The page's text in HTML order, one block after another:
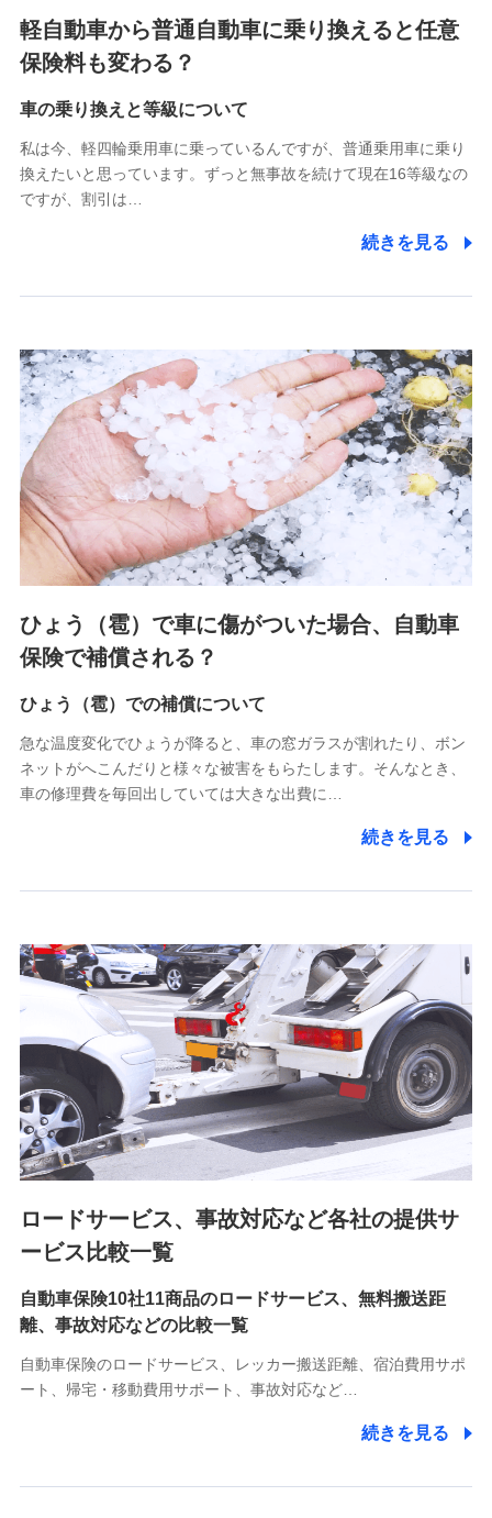
チューリッヒ少額短期保険株式会社
(https://www.zurichssi.co.jp/)
(https://www.tokiomarine-x.co.jp/)
(https://pshoken.co.jp/)
リトルファミリー少額短期保険株式会社
(https://www.littlefamily-ssi.com/)
郵便、電話、およびＥメール等により、当社と取引のあるも
た維持管理等の委託業務遂行のため、またそれらに付帯、関
連する当社および提携会社のサービスを案内、提供するため
（なお、当社は複数の保険会社と取引があり、取得した個人
情報を取引のある他の保険会社の商品・サービスをご提案す
るために利用させていただくことがあります。）
上記に係る連絡・手続き・管理等付帯業務を行うため
3.セミナー募集サイトから取得した個人情報
各種セミナーの案内、開催のため
上記に係る連絡・手続き・管理等付帯業務を行うため
4.家族・友達紹介にて取得した個人情報
被紹介者への連絡、及び当社と取引のあるもしくは委託を受
けている保険会社・提携会社の保険その他に関する情報を提
供し、金融商品等の契約を勧奨するため
アンケートやキャンペーン等の実施のため
上記に係る連絡・手続き・管理等付帯業務を行うため
5.通話録音にて取得する情報
7.社員（従業者）の個人情報
人事･勤怠･健康・労務等の管理、給与支給、福利厚生・採用
退職関連処理等の各種手続きのため、当社と従業員または従
業員同士の連絡のため
8.取引先個人情報
取引先としての選定業務、営業情報の提供業務、契約締結手
続き業務、取引管理業務、およびこれらに準ずる業務の遂行
のため
9.お問い合わせ情報
各種お問い合わせに対応するため
10.受託業務の 個人情報
受託業務の遂行およびこれらに準ずる業務の遂行のため
11.マイカー通勤管理クラウド並びに法人向けASPサー
をお送りするため
軽自動車から普通自動車に乗り換えると任意
保険料も変わる？
車の乗り換えと等級について
私は今、軽四輪乗用車に乗っているんですが、普通乗用車に乗り
換えたいと思っています。ずっと無事故を続けて現在16等級なの
ですが、割引は…
続きを見る
ひょう（雹）で車に傷がついた場合、自動車
保険で補償される？
ひょう（雹）での補償について
急な温度変化でひょうが降ると、車の窓ガラスが割れたり、ボン
ネットがへこんだりと様々な被害をもらたします。そんなとき、
車の修理費を毎回出していては大きな出費に…
続きを見る
ロードサービス、事故対応など各社の提供サ
ービス比較一覧
自動車保険10社11商品のロードサービス、無料搬送距
離、事故対応などの比較一覧
自動車保険のロードサービス、レッカー搬送距離、宿泊費用サポ
ート、帰宅・移動費用サポート、事故対応など…
続きを見る